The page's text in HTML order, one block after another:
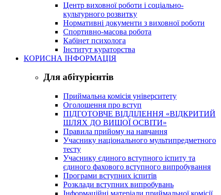
Центр виховної роботи і соціально-
культурного розвитку
Нормативні документи з виховної роботи
Спортивно-масова робота
Кабінет психолога
Інститут кураторства
КОРИСНА ІНФОРМАЦІЯ
Для абітурієнтів
Приймальна комісія університету
Оголошення про вступ
ПІДГОТОВЧЕ ВІДДІЛЕННЯ «ВІДКРИТИЙ
ШЛЯХ ДО ВИЩОЇ ОСВІТИ»
Правила прийому на навчання
Учаснику національного мультипредметного
тесту
Учаснику єдиного вступного іспиту та
єдиного фахового вступного випробування
Програми вступних іспитів
Розклади вступних випробувань
Інформаційні матеріали приймальної комісії